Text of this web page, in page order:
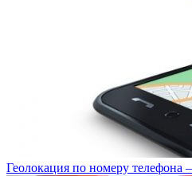
Геолокация по номеру телефона